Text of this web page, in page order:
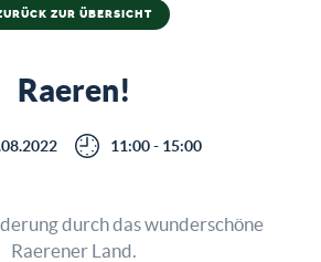
ZUR ÜBERSICHT
Raeren!
11:00 - 15:00
durch das wunderschöne
Raerener Land.